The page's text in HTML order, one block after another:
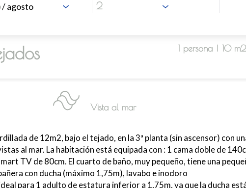
/ agosto
1 persona 10 m2
Vista al mar
de 12m2, bajo el tejado, en la 3ª planta (sin ascensor) con
al mar. La habitación está equipada con : 1 cama doble de
TV de 80cm. El cuarto de baño, muy pequeño, tiene una
con ducha (máximo 1,75m), lavabo e inodoro
para 1 adulto de estatura inferior a 1,75m, ya que la ducha